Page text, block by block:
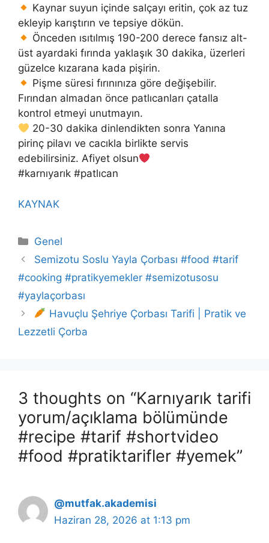
Kaynar suyun içinde salçayı eritin, çok az tuz
ekleyip karıştırın ve tepsiye dökün.
Önceden ısıtılmış 190-200 derece fansız alt-
üst ayardaki fırında yaklaşık 30 dakika, üzerleri
güzelce kızarana kada pişirin.
Pişme süresi fırınınıza göre değişebilir.
Fırından almadan önce patlıcanları çatalla
kontrol etmeyi unutmayın.
20-30 dakika dinlendikten sonra Yanına
pirinç pilavı ve cacıkla birlikte servis
edebilirsiniz. Afiyet olsun
#karnıyarık #patlıcan
KAYNAK
Categories
Genel
Semizotu Soslu Yayla Çorbası #food #tarif
#cooking #pratikyemekler #semizotusosu
#yaylaçorbası
Havuçlu Şehriye Çorbası Tarifi | Pratik ve
Lezzetli Çorba
3 thoughts on “Karnıyarık tarifi
yorum/açıklama bölümünde
#recipe #tarif #shortvideo
#food #pratiktarifler #yemek”
@mutfak.akademisi
Haziran 28, 2026 at 1:13 pm